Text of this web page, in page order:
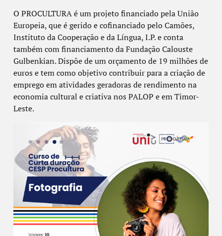
O PROCULTURA é um projeto financiado pela União
Europeia, que é gerido e cofinanciado pelo Camões,
Instituto da Cooperação e da Língua, I.P. e conta
também com financiamento da Fundação Calouste
Gulbenkian. Dispõe de um orçamento de 19 milhões de
euros e tem como objetivo contribuir para a criação de
emprego em atividades geradoras de rendimento na
economia cultural e criativa nos PALOP e em Timor-
Leste.